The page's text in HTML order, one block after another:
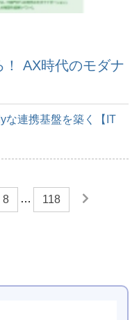
AX時代のモダナ
な連携基盤を築く【IT
8 … 118